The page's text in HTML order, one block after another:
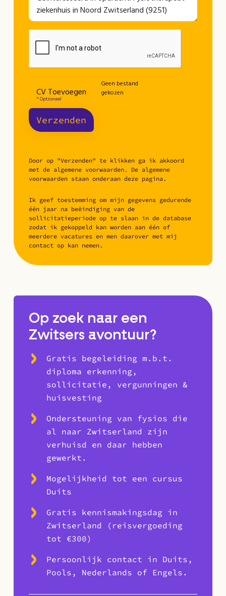
CV Toevoegen
Geen bestand
gekozen
Verzenden
* Optioneel
Door op "Verzenden" te klikken ga ik akkoord
met de algemene voorwaarden. De algemene
voorwaarden staan onderaan deze pagina.
Ik geef toestemming om mijn gegevens gedurende
één jaar na beëindiging van de
sollicitatieperiode op te slaan in de database
zodat ik gekoppeld kan worden aan één of
meerdere vacatures en men daarover met mij
contact op kan nemen.
Op zoek naar een
Zwitsers avontuur?
Gratis begeleiding m.b.t.
diploma erkenning,
sollicitatie, vergunningen &
huisvesting
Ondersteuning van fysios die
al naar Zwitserland zijn
verhuisd en daar hebben
gewerkt.
Mogelijkheid tot een cursus
Duits
Gratis kennismakingsdag in
Zwitserland (reisvergoeding
tot €300)
Persoonlijk contact in Duits,
Pools, Nederlands of Engels.